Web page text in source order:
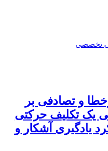
تخصصی
و تصادفی بر
یک تکلیف حرکتی
یادگیری آشکار و